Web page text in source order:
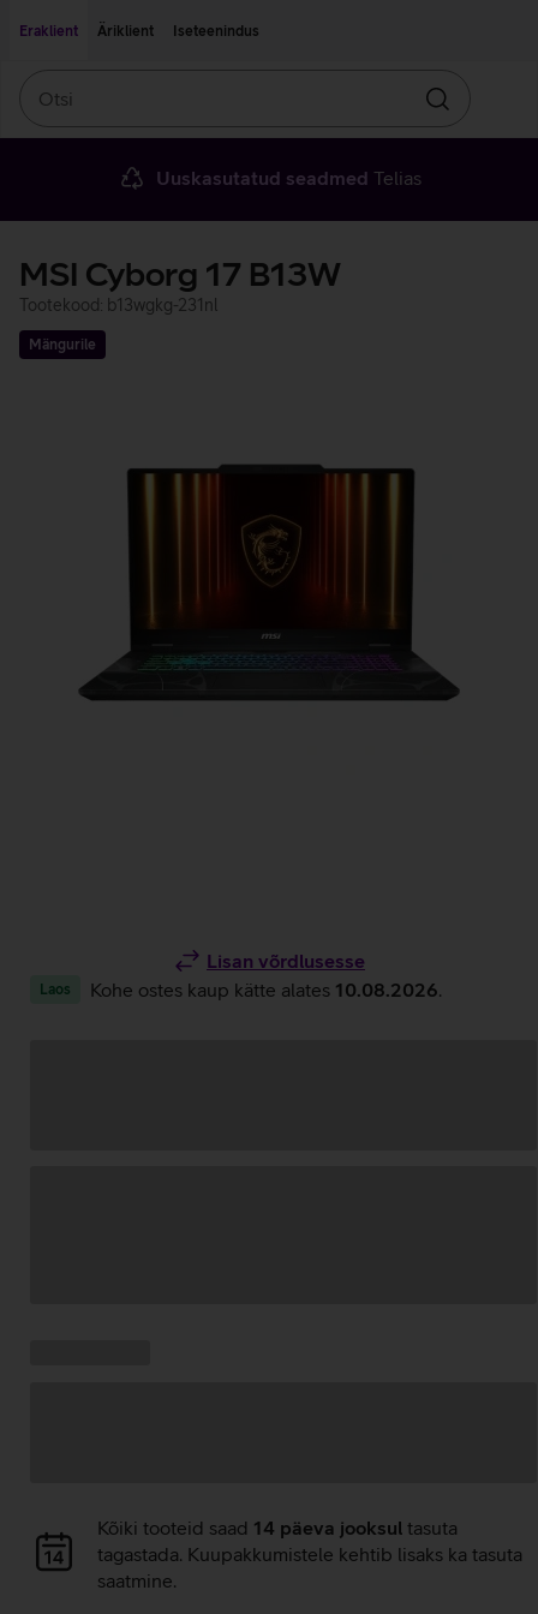
Eraklient
Äriklient Iseteenindus
Otsin
Uuskasutatud seadmed Telias
MSI Cyborg 17 B13W
Tootekood: b13wgkg-231nl
Mängurile
Lisan võrdlusesse
Laos Kohe ostes kaup kätte alates 10.08.2026
Andmete
laadimine
Kõiki tooteid saad 14 päeva jooksul tasuta
tagastada. Kuupakkumistele kehtib lisaks ka tasuta
saatmine.